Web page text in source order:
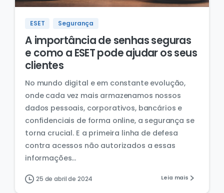
ESET Segurança
A importância de senhas seguras
e como a ESET pode ajudar os seus
clientes
No mundo digital e em constante evolução,
onde cada vez mais armazenamos nossos
dados pessoais, corporativos, bancários e
confidenciais de forma online, a segurança se
torna crucial. E a primeira linha de defesa
contra acessos não autorizados a essas
informações...
25 de abril de 2024 Leia mais